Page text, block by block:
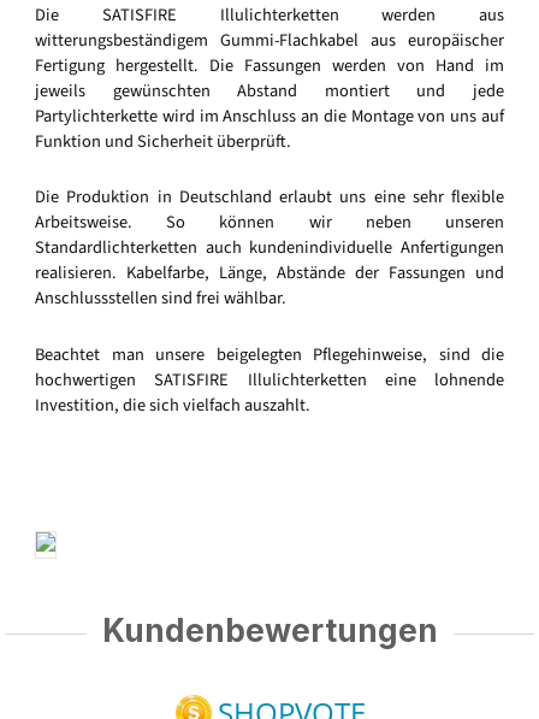
Die SATISFIRE Illulichterketten werden aus
witterungsbeständigem Gummi-Flachkabel aus europäischer
Fertigung hergestellt. Die Fassungen werden von Hand im
jeweils gewünschten Abstand montiert und jede
Partylichterkette wird im Anschluss an die Montage von uns auf
Funktion und Sicherheit überprüft.
Die Produktion in Deutschland erlaubt uns eine sehr flexible
Arbeitsweise. So können wir neben unseren
Standardlichterketten auch kundenindividuelle Anfertigungen
realisieren. Kabelfarbe, Länge, Abstände der Fassungen und
Anschlussstellen sind frei wählbar.
Beachtet man unsere beigelegten Pflegehinweise, sind die
hochwertigen SATISFIRE Illulichterketten eine lohnende
Investition, die sich vielfach auszahlt.
Kundenbewertungen